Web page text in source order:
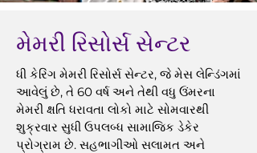
મેમરી રિસોર્સ સેન્ટર
ધી કેરિંગ મેમરી રિસોર્સ સેન્ટર, જે મેસ લેન્ડિંગમાં
આવેલું છે, તે 60 વર્ષ અને તેથી વધુ ઉંમરના
મેમરી ક્ષતિ ધરાવતા લોકો માટે સોમવારથી
શુક્રવાર સુધી ઉપલબ્ધ સામાજિક ડેકેર
પ્રોગ્રામ છે. સહભાગીઓ સલામત અને